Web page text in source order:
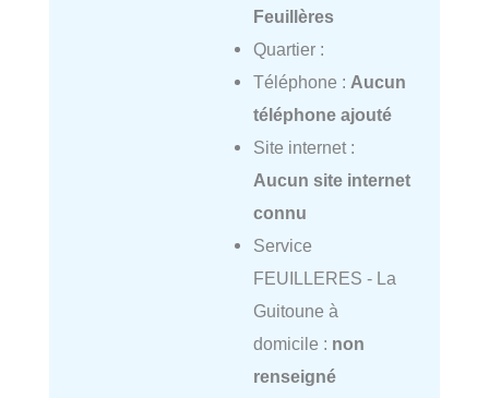
Feuillères
Quartier :
Téléphone : Aucun
téléphone ajouté
Site internet :
Aucun site internet
connu
Service
FEUILLERES - La
Guitoune à
domicile : non
renseigné